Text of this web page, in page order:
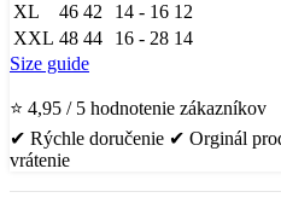
XL
46 42 14 - 16 12
XXL 48 44 16 - 28 14
Size guide
⭐ 4,95 / 5 hodnotenie zákazníkov
✔ Rýchle doručenie ✔ Orginál
vrátenie